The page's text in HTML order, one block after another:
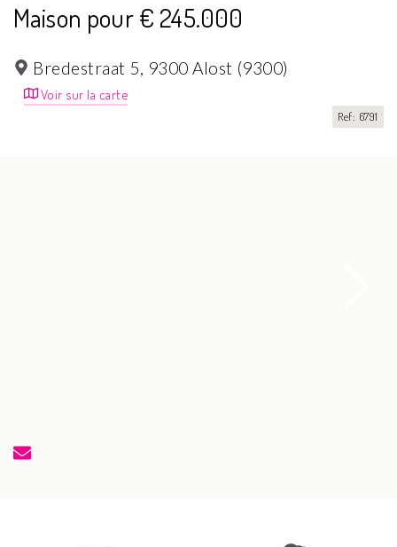
Maison pour € 245.000
Bredestraat 5, 9300 Alost (9300)
Voir sur la carte
Ref: 6791